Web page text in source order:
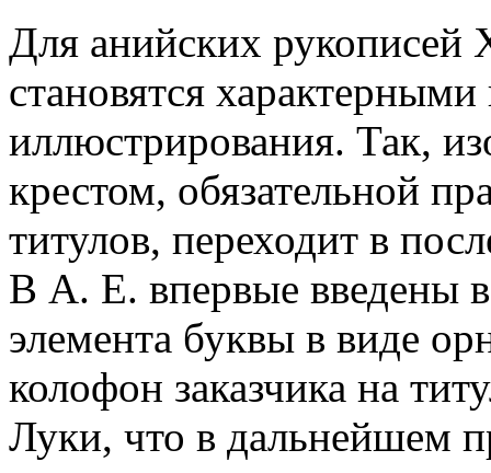
Для анийских рукописей
становятся
иллюстрирования. Так,
крестом, обязательной
титулов, переходит в
В А. Е. впервые введены в
элемента буквы в виде
колофон заказчика на
Луки, что в дальнейшем